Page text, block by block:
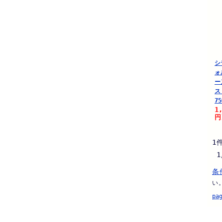
1
条
い。